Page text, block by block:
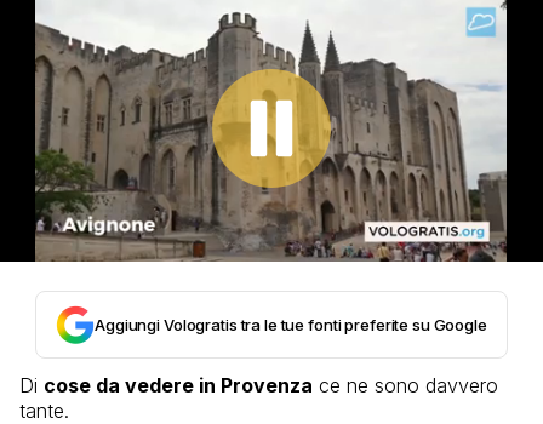
Aggiungi Vologratis tra le tue fonti preferite su Google
Di cose da vedere in Provenza ce ne sono davvero
tante.